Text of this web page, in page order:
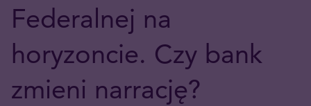
Federalnej na
horyzoncie. Czy bank
zmieni narrację?